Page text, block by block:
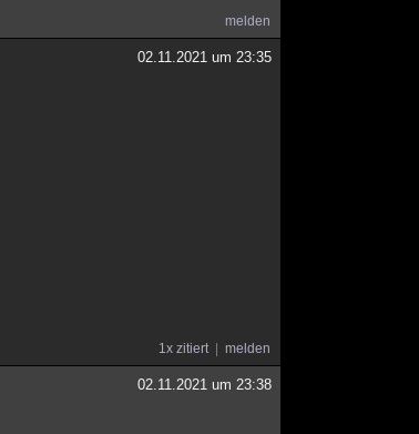
melden
02.11.2021 um 23:35
1x zitiert melden
02.11.2021 um 23:38